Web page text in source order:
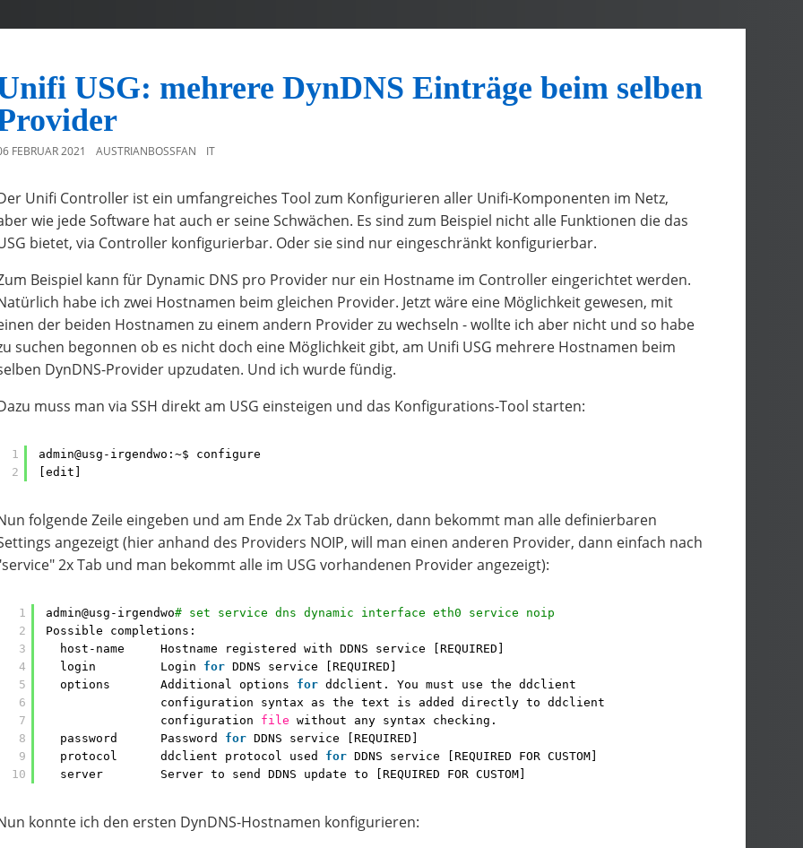
USG: mehrere DynDNS Einträge beim selben
FEBRUAR 2021 AUSTRIANBOSSFAN IT
Unifi Controller ist ein umfangreiches Tool zum Konfigurieren aller Unifi-Komponenten im Netz,
wie jede Software hat auch er seine Schwächen. Es sind zum Beispiel nicht alle Funktionen die das
bietet, via Controller konfigurierbar. Oder sie sind nur eingeschränkt konfigurierbar.
Beispiel kann für Dynamic DNS pro Provider nur ein Hostname im Controller eingerichtet werden.
habe ich zwei Hostnamen beim gleichen Provider. Jetzt wäre eine Möglichkeit gewesen, mit
der beiden Hostnamen zu einem andern Provider zu wechseln - wollte ich aber nicht und so habe
suchen begonnen ob es nicht doch eine Möglichkeit gibt, am Unifi USG mehrere Hostnamen beim
DynDNS-Provider upzudaten. Und ich wurde fündig.
muss man via SSH direkt am USG einsteigen und das Konfigurations-Tool starten:
1
2
admin@usg-irgendwo:~$ configure
[edit]
folgende Zeile eingeben und am Ende 2x Tab drücken, dann bekommt man alle definierbaren
angezeigt (hier anhand des Providers NOIP, will man einen anderen Provider, dann einfach nach
2x Tab und man bekommt alle im USG vorhandenen Provider angezeigt):
1
2
3
4
5
6
7
8
9
10
admin@usg-irgendwo# set service dns dynamic interface eth0 service noip
Possible completions:
host-name     Hostname registered with DDNS service [REQUIRED]
login         Login for DDNS service [REQUIRED]
options       Additional options for ddclient. You must use the ddclient
configuration syntax as the text is added directly to ddclient
configuration file without any syntax checking.
password      Password for DDNS service [REQUIRED]
protocol      ddclient protocol used for DDNS service [REQUIRED FOR CUSTOM]
server        Server to send DDNS update to [REQUIRED FOR CUSTOM]
konnte ich den ersten DynDNS-Hostnamen konfigurieren: